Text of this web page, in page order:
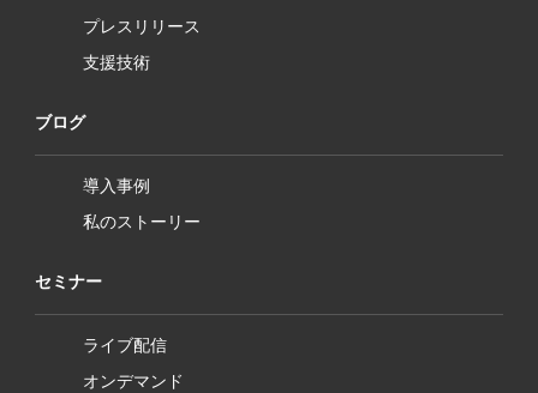
プレスリリース
支援技術
ブログ
導入事例
私のストーリー
セミナー
ライブ配信
オンデマンド